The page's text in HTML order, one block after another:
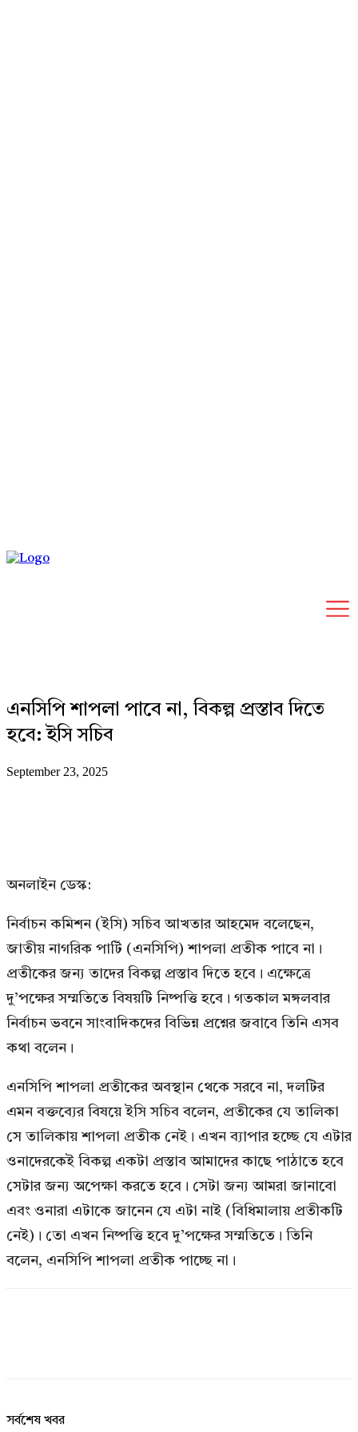
এনসিপি শাপলা পাবে না, বিকল্প প্রস্তাব দিতে
হবে: ইসি সচিব
September 23, 2025
অনলাইন ডেস্ক:
নির্বাচন কমিশন (ইসি) সচিব আখতার আহমেদ বলেছেন,
জাতীয় নাগরিক পার্টি (এনসিপি) শাপলা প্রতীক পাবে না।
প্রতীকের জন্য তাদের বিকল্প প্রস্তাব দিতে হবে। এক্ষেত্রে
দু’পক্ষের সম্মতিতে বিষয়টি নিষ্পত্তি হবে। গতকাল মঙ্গলবার
নির্বাচন ভবনে সাংবাদিকদের বিভিন্ন প্রশ্নের জবাবে তিনি এসব
কথা বলেন।
এনসিপি শাপলা প্রতীকের অবস্থান থেকে সরবে না, দলটির
এমন বক্তব্যের বিষয়ে ইসি সচিব বলেন, প্রতীকের যে তালিকা
সে তালিকায় শাপলা প্রতীক নেই। এখন ব্যাপার হচ্ছে যে এটার
ওনাদেরকেই বিকল্প একটা প্রস্তাব আমাদের কাছে পাঠাতে হবে
সেটার জন্য অপেক্ষা করতে হবে। সেটা জন্য আমরা জানাবো
এবং ওনারা এটাকে জানেন যে এটা নাই (বিধিমালায় প্রতীকটি
নেই)। তো এখন নিষ্পত্তি হবে দু’পক্ষের সম্মতিতে। তিনি
বলেন, এনসিপি শাপলা প্রতীক পাচ্ছে না।
সর্বশেষ খবর